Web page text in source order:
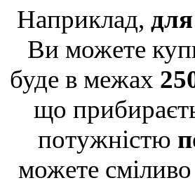
Наприклад,
Ви можете
буде в межах
що
потужністю
можете